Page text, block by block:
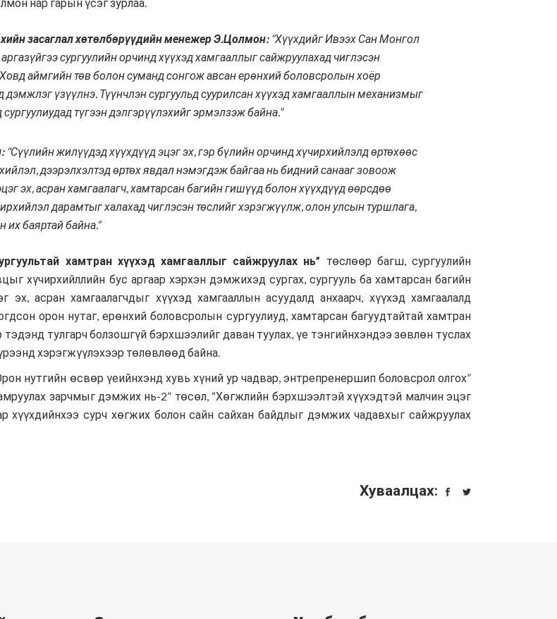
Хүмүүнлэгийн тусламж/Уур
хөтөлбөр
Кампанит ажил
Хэрэгжүүлсэн төслүүд
засаглал хөтөлбөрүүдийн менежер Э.Цолмон:“Хүүхдийг Ивээх Сан Монгол
сургуулийн орчинд хүүхэд хамгааллыг сайжруулахад чиглэсэн
аймгийн төв болон суманд сонгож авсан ерөнхий боловсролын хоёр
үзүүлнэ. Түүнчлэн сургуульд суурилсан хүүхэд хамгааллын механизмыг
түгээн дэлгэрүүлэхийг эрмэлзэж байна.”
“Сүүлийн жилүүдэд хүүхдүүд эцэг эх, гэр бүлийн орчинд хүчирхийлэлд өртөхөөс
дээрэлхэлтэд өртөх явдал нэмэгдэж байгаа нь бидний санааг зовоож
эх, асран хамгаалагч, хамтарсан багийн гишүүд болон хүүхдүүд өөрсдөө
дарамтыг халахад чиглэсэн төслийг хэрэгжүүлж, олон улсын туршлага,
их баяртай байна.“
хамтран хүүхэд хамгааллыг сайжруулах нь” төслөөр багш, сургуулийн
хүчирхийллийн бус аргаар хэрхэн дэмжихэд сургах, сургууль ба хамтарсан багийн
асран хамгаалагчдыг хүүхэд хамгааллын асуудалд анхаарч, хүүхэд хамгаалалд
орон нутаг, ерөнхий боловсролын сургуулиуд, хамтарсан багуудтайтай хамтран
тулгарч болзошгүй бэрхшээлийг даван туулах, үе тэнгийнхэндээ зөвлөн туслах
хэрэгжүүлэхээр төлөвлөөд байна.
нутгийн өсвөр үеийнхэнд хувь хүний ур чадвар, энтрепренершип боловсрол олгох”
зарчмыг дэмжих нь-2” төсөл, “Хөгжлийн бэрхшээлтэй хүүхэдтэй малчин эцэг
хүүхдийнхээ сурч хөгжих болон сайн сайхан байдлыг дэмжих чадавхыг сайжруулах
Хуваалцах: